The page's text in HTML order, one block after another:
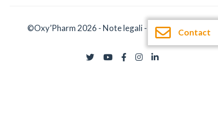
©Oxy’Pharm 2026 - Note legali- Documentatie
Contact